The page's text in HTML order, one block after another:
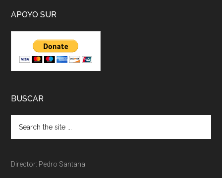
APOYO SUR
BUSCAR
Director: Pedro Santana